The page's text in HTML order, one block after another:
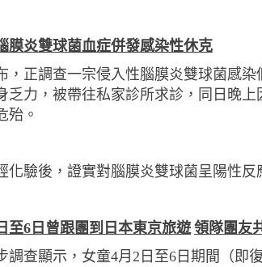
膜炎雙球菌血症併發感染性休克
，正調查一宗侵入性腦膜炎雙球菌感
乏力，被帶往私家診所求診，同日晚
殆。
化驗後，證實對腦膜炎雙球菌呈陽性
至6 日曾跟團到日本東京旅遊 領隊團友
調查顯示，女童4月 2 日至6 日期間（即